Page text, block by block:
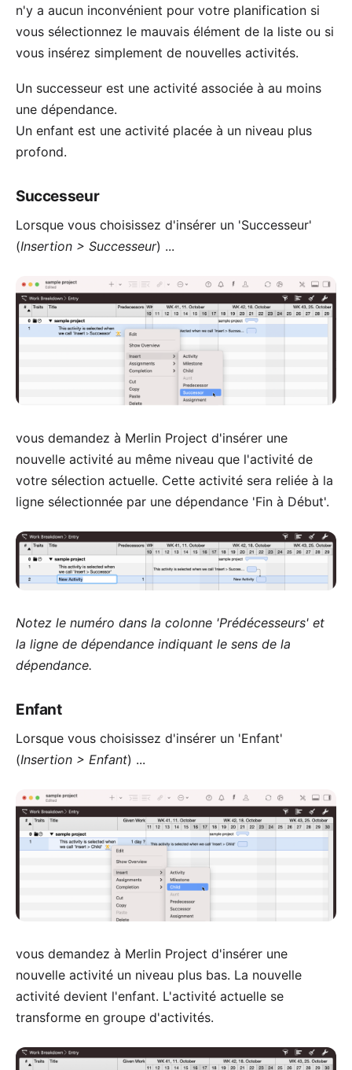
n'y a aucun inconvénient pour votre planification si
vous sélectionnez le mauvais élément de la liste ou si
vous insérez simplement de nouvelles activités.
Un successeur est une activité associée à au moins
une dépendance.
Un enfant est une activité placée à un niveau plus
profond.
Successeur
Lorsque vous choisissez d'insérer un 'Successeur'
(Insertion > Successeur) ...
vous demandez à Merlin Project d'insérer une
nouvelle activité au même niveau que l'activité de
votre sélection actuelle. Cette activité sera reliée à la
ligne sélectionnée par une dépendance 'Fin à Début'.
Notez le numéro dans la colonne 'Prédécesseurs' et
la ligne de dépendance indiquant le sens de la
dépendance.
Enfant
Lorsque vous choisissez d'insérer un 'Enfant'
(Insertion > Enfant) ...
vous demandez à Merlin Project d'insérer une
nouvelle activité un niveau plus bas. La nouvelle
activité devient l'enfant. L'activité actuelle se
transforme en groupe d'activités.